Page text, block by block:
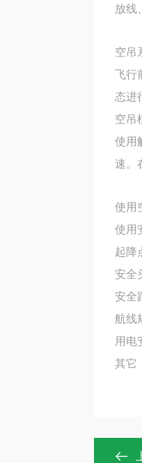
放线
空吊
飞行
态进
空吊
使用
速。
使用
使用
起降
安全
安全
航线
用电
其它